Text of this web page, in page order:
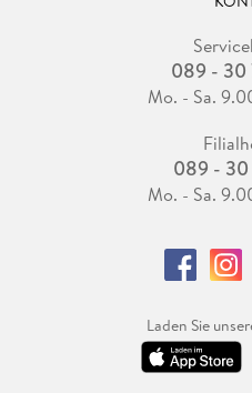
089 - 30
Mo. - Sa.
089 - 30
Mo. - Sa.
Laden Sie